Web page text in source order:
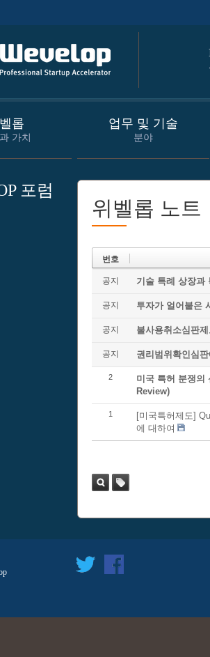
롭
가치
업무 및 기술
분야
포럼
위벨롭 노트
번호
공지 기술 특례 상장과
공지 투자가 얼어붙은
공지 불사용취소심판
공지 권리범위확인심
2
미국 특허 분쟁의
Review)
1
[미국특허제도]
에 대하여